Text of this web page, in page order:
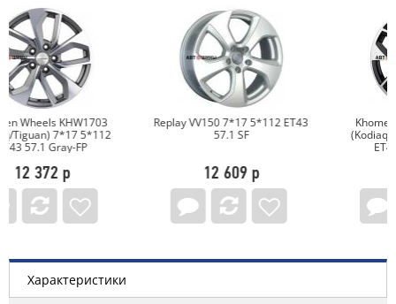
Replay VV150 7*17 5*112 ET43
57.1 SF
Khomen Wheels KHW1703
(Kodiaq/Tiguan) 7*17 5*112
Характеристики